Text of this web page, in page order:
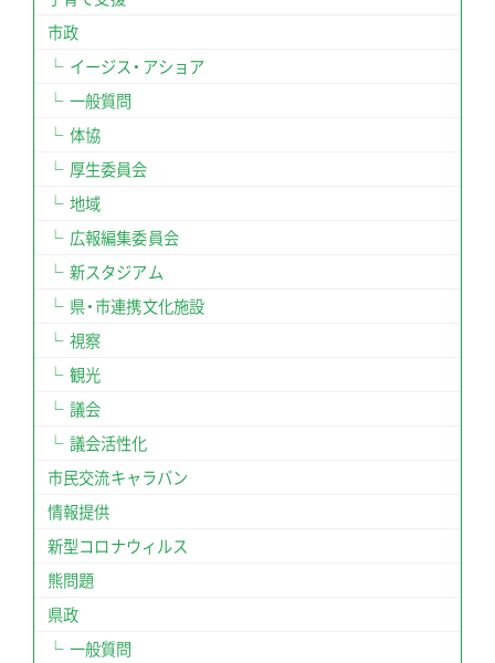
市政
イージス・アショア
一般質問
体協
厚生委員会
地域
広報編集委員会
新スタジアム
県・市連携文化施設
視察
観光
議会
議会活性化
市民交流キャラバン
情報提供
新型コロナウィルス
熊問題
県政
一般質問